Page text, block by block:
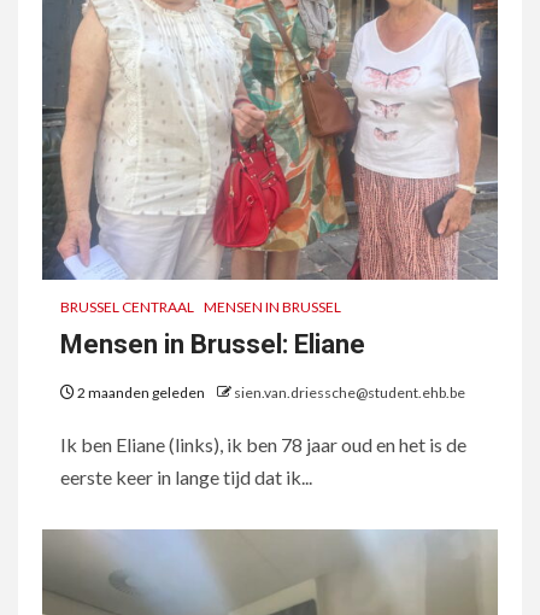
BRUSSEL CENTRAAL MENSEN IN BRUSSEL
Mensen in Brussel: Eliane
2 maanden geleden sien.van.driessche@student.ehb.be
Ik ben Eliane (links), ik ben 78 jaar oud en het is de
eerste keer in lange tijd dat ik...